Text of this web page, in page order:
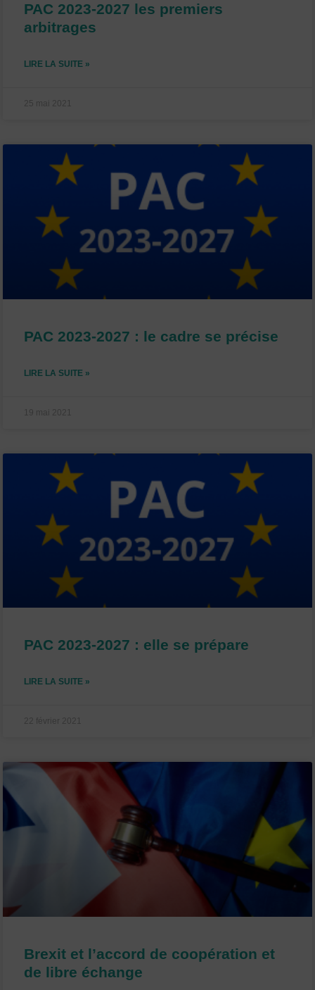
PAC 2023-2027 les premiers
arbitrages
LIRE LA SUITE »
25 mai 2021
PAC 2023-2027 : le cadre se précise
LIRE LA SUITE »
19 mai 2021
PAC 2023-2027 : elle se prépare
LIRE LA SUITE »
22 février 2021
Brexit et l’accord de coopération et
de libre échange